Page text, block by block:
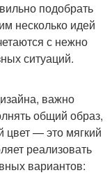
подобрать
несколько идей
с нежно
ситуаций.
важно
общий образ,
цвет — это мягкий
реализовать
вариантов: